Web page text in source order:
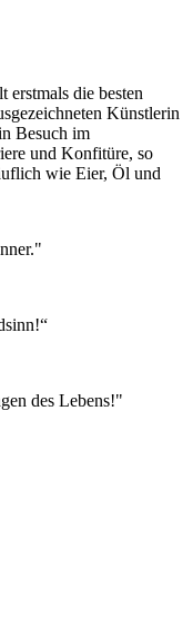
erstmals die besten
Künstlerin
Besuch im
und Konfitüre, so
wie Eier, Öl und
des Lebens!"